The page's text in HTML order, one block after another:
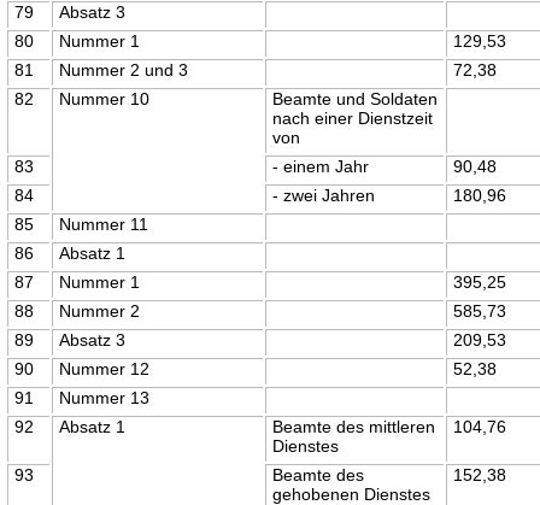
79
Absatz 3
80
Nummer 1
129,53
81
Nummer 2 und 3
72,38
82
Nummer 10
Beamte und Soldaten
nach einer Dienstzeit
von
83
- einem Jahr
90,48
84
- zwei Jahren
180,96
85
Nummer 11
86
Absatz 1
87
Nummer 1
395,25
88
Nummer 2
585,73
89
Absatz 3
209,53
90
Nummer 12
52,38
91
Nummer 13
92
Absatz 1
Beamte des mittleren
Dienstes
104,76
93
Beamte des
gehobenen Dienstes
152,38